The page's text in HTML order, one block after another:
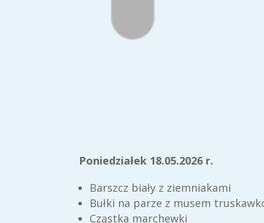
Poniedziałek 18.05.2026 r.
Barszcz biały z ziemniakami
Bułki na parze z musem
Cząstka marchewki